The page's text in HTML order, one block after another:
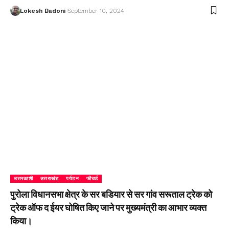
Lokesh Badoni September 10, 2024
उत्तरकाशी उत्तराखंड पर्यटन फीचर्ड
पुरोला विधानसभा क्षेत्र के सर बडियार से सर गांव सरूताल ट्रेक को
ट्रेक ऑफ द ईयर घोषित किए जाने पर मुख्यमंत्री का आभार व्यक्त
किया।